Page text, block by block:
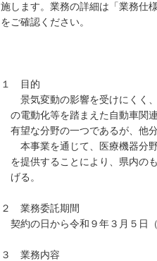
施します。業務の詳細は「業務仕
をご確認ください。
１ 目的
景気変動の影響を受けにくく、
の電動化等を踏まえた自動車関
有望な分野の一つであるが、他
本事業を通じて、医療機器分野
を提供することにより、県内の
げる。
２ 業務委託期間
契約の日から令和９年３月５日
３ 業務内容